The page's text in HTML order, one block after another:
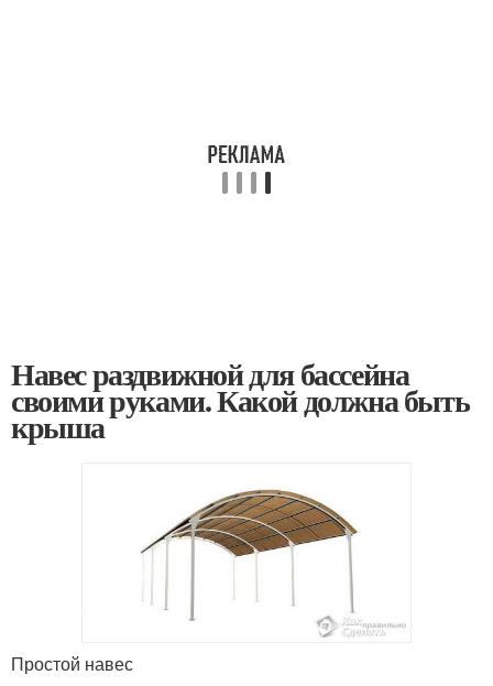
Навес раздвижной для бассейна
своими руками. Какой должна быть
крыша
Простой навес